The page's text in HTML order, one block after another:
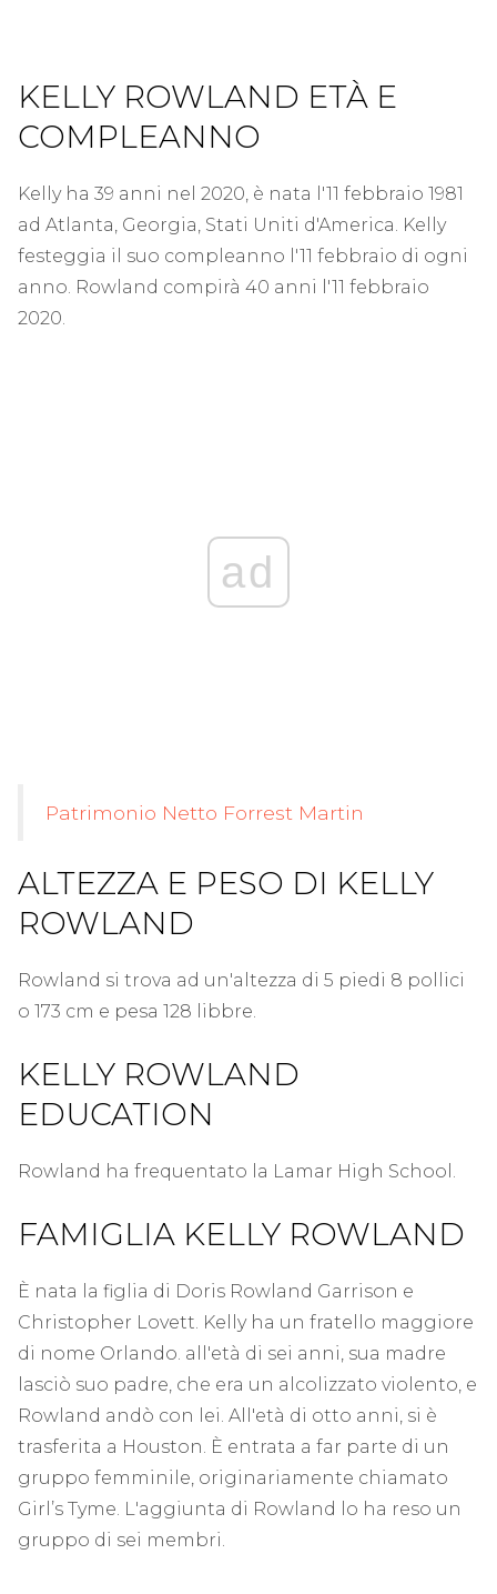
KELLY ROWLAND ETÀ E
COMPLEANNO
Kelly ha 39 anni nel 2020, è nata l'11 febbraio 1981
ad Atlanta, Georgia, Stati Uniti d'America. Kelly
festeggia il suo compleanno l'11 febbraio di ogni
anno. Rowland compirà 40 anni l'11 febbraio
2020.
ad
Patrimonio Netto Forrest Martin
ALTEZZA E PESO DI KELLY
ROWLAND
Rowland si trova ad un'altezza di 5 piedi 8 pollici
o 173 cm e pesa 128 libbre.
KELLY ROWLAND
EDUCATION
Rowland ha frequentato la Lamar High School.
FAMIGLIA KELLY ROWLAND
È nata la figlia di Doris Rowland Garrison e
Christopher Lovett. Kelly ha un fratello maggiore
di nome Orlando. all'età di sei anni, sua madre
lasciò suo padre, che era un alcolizzato violento, e
Rowland andò con lei. All'età di otto anni, si è
trasferita a Houston. È entrata a far parte di un
gruppo femminile, originariamente chiamato
Girl’s Tyme. L'aggiunta di Rowland lo ha reso un
gruppo di sei membri.